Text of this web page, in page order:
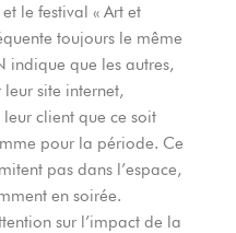
le festival « Art et
toujours le même
indique que les autres,
leur site internet,
client que ce soit
pour la période. Ce
pas dans l’espace,
en soirée.
sur l’impact de la